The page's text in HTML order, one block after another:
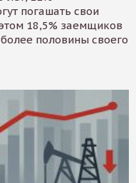
погашать свои
18,5% заемщиков
половины своего